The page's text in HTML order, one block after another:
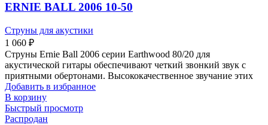
ERNIE BALL 2006 10-50
Струны для акустики
1 060 ₽
Струны Ernie Ball 2006 серии Earthwood 80/20 для
акустической гитары обеспечивают четкий звонкий звук с
приятными обертонами. Высококачественное звучание этих
Добавить в избранное
В корзину
Быстрый просмотр
Распродан